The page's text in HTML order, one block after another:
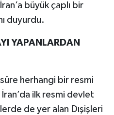
büyük çaplı bir
duyurdu.
YAPANLARDAN
süre herhangi bir resmi
İran’da ilk resmi devlet
de yer alan Dışişleri